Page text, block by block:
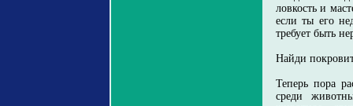
ловкость и
если ты его
требует быть
Найди
Теперь пора
среди